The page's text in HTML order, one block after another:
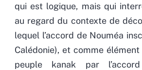
qui est logique, mais qui
au regard du contexte de
lequel l’accord de Nouméa
Calédonie), et comme élément
peuple kanak par